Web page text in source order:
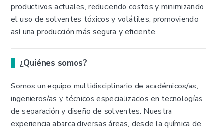
productivos actuales, reduciendo costos y minimizando
el uso de solventes tóxicos y volátiles, promoviendo
así una producción más segura y eficiente.
¿Quiénes somos?
Somos un equipo multidisciplinario de académicos/as,
ingenieros/as y técnicos especializados en tecnologías
de separación y diseño de solventes. Nuestra
experiencia abarca diversas áreas, desde la química de